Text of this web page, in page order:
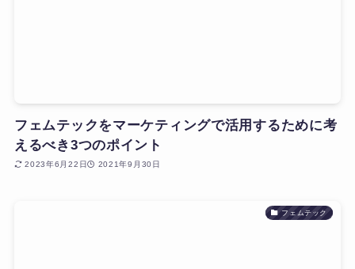
フェムテックをマーケティングで活用するために考
えるべき3つのポイント
2023年6月22日 2021年9月30日
フェムテック